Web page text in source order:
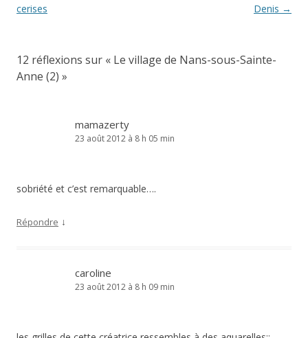
des
cerises
Denis →
12 réflexions sur « Le village de Nans-sous-Sainte-
Anne (2) »
mamazerty
23 août 2012 à 8 h 05 min
sobriété et c’est remarquable….
Répondre ↓
caroline
23 août 2012 à 8 h 09 min